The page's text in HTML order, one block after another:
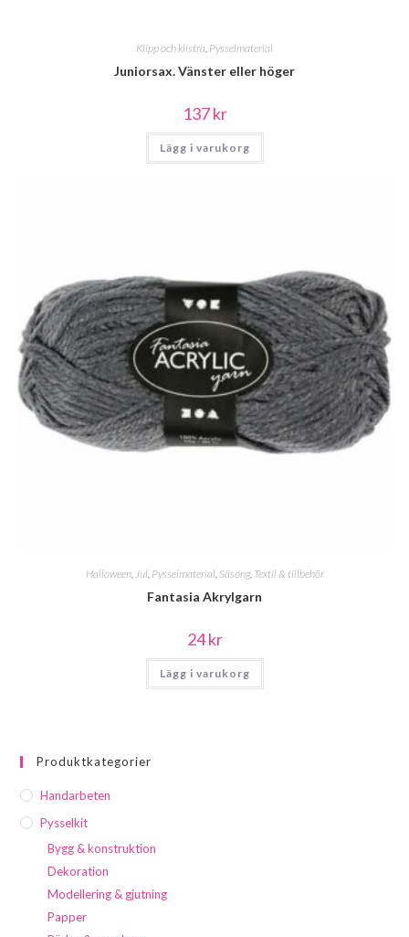
Klipp och klistra Pysselmaterial
Juniorsax. Vänster eller höger
137kr
Lägg i varukorg
Halloween,Jul, Pysselmaterial, Säsong, Textil & tillbehör
Fantasia Akrylgarn
24kr
Lägg i varukorg
Produktkategorier
Handarbeten
Pysselkit
Bygg & konstruktion
Dekoration
Modellering & gjutning
Papper